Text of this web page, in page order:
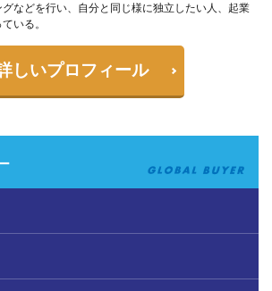
などを行い、自分と同じ様に独立したい人、起業
いる。
しいプロフィール